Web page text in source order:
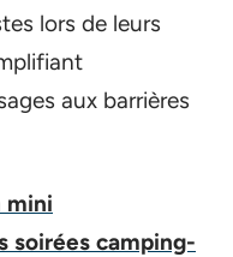
lors de leurs
aux barrières
mini
soirées camping-